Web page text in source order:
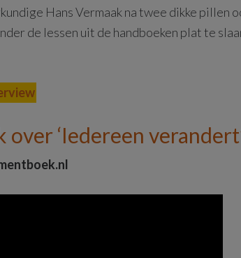
Hans Vermaak na twee dikke pillen
de lessen uit de handboeken plat te
over ‘Iedereen